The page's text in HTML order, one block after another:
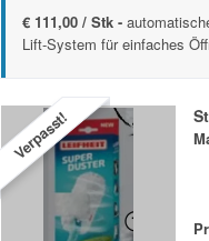
€ 111,00 / Stk -
Lift-System für einfaches
Verpasst!